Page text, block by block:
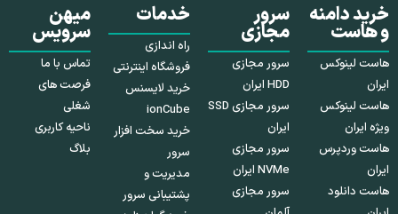
خرید دامنه
و هاست
هاست لینوکس
ایران
هاست لینوکس
ویژه ایران
هاست وردپرس
ایران
هاست دانلود
سرور
مجازی
سرور مجازی
HDD ایران
سرور مجازی SSD
ایران
سرور مجازی
NVMe ایران
سرور مجازی
خدمات
راه اندازی
فروشگاه اینترنتی
خرید لایسنس
ionCube
خرید سخت افزار
سرور
مدیریت و
پشتیبانی سرور
میهن
سرویس
تماس با ما
فرصت های
شغلی
ناحیه کاربری
بلاگ